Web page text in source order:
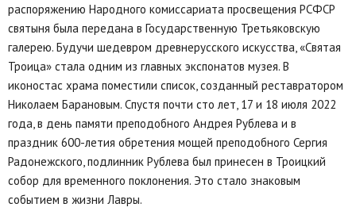
распоряжению Народного комиссариата просвещения РСФСР
святыня была передана в Государственную Третьяковскую
галерею. Будучи шедевром древнерусского искусства, «Святая
Троица» стала одним из главных экспонатов музея. В
иконостас храма поместили список, созданный реставратором
Николаем Барановым. Спустя почти сто лет, 17 и 18 июля 2022
года, в день памяти преподобного Андрея Рублева и в
праздник 600-летия обретения мощей преподобного Сергия
Радонежского, подлинник Рублева был принесен в Троицкий
собор для временного поклонения. Это стало знаковым
событием в жизни Лавры.